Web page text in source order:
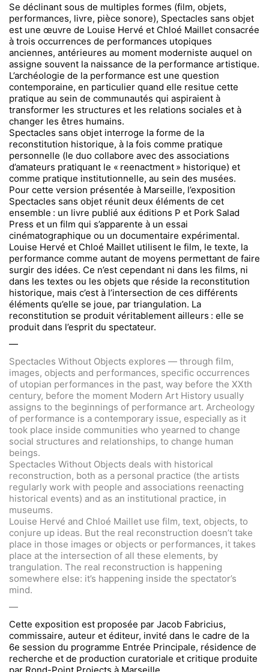
Se déclinant sous de multiples formes (film, objets,
performances, livre, pièce sonore), Spectacles sans objet
est une œuvre de Louise Hervé et Chloé Maillet consacrée
à trois occurrences de performances utopiques
anciennes, antérieures au moment moderniste auquel on
assigne souvent la naissance de la performance artistique.
L’archéologie de la performance est une question
contemporaine, en particulier quand elle resitue cette
pratique au sein de communautés qui aspiraient à
transformer les structures et les relations sociales et à
changer les êtres humains.
Spectacles sans objet interroge la forme de la
reconstitution historique, à la fois comme pratique
personnelle (le duo collabore avec des associations
d’amateurs pratiquant le « reenactment » historique) et
comme pratique institutionnelle, au sein des musées.
Pour cette version présentée à Marseille, l’exposition
Spectacles sans objet réunit deux éléments de cet
ensemble : un livre publié aux éditions P et Pork Salad
Press et un film qui s’apparente à un essai
cinématographique ou un documentaire expérimental.
Louise Hervé et Chloé Maillet utilisent le film, le texte, la
performance comme autant de moyens permettant de faire
surgir des idées. Ce n’est cependant ni dans les films, ni
dans les textes ou les objets que réside la reconstitution
historique, mais c’est à l’intersection de ces différents
éléments qu’elle se joue, par triangulation. La
reconstitution se produit véritablement ailleurs : elle se
produit dans l’esprit du spectateur.
—
Spectacles Without Objects explores — through film,
images, objects and performances, specific occurrences
of utopian performances in the past, way before the XXth
century, before the moment Modern Art History usually
assigns to the beginnings of performance art. Archeology
of performance is a contemporary issue, especially as it
took place inside communities who yearned to change
social structures and relationships, to change human
beings.
Spectacles Without Objects deals with historical
reconstruction, both as a personal practice (the artists
regularly work with people and associations reenacting
historical events) and as an institutional practice, in
museums.
Louise Hervé and Chloé Maillet use film, text, objects, to
conjure up ideas. But the real reconstruction doesn’t take
place in those images or objects or performances, it takes
place at the intersection of all these elements, by
trangulation. The real reconstruction is happening
somewhere else: it’s happening inside the spectator’s
mind.
—
Cette exposition est proposée par Jacob Fabricius,
commissaire, auteur et éditeur, invité dans le cadre de la
6e session du programme Entrée Principale, résidence de
recherche et de production curatoriale et critique produite